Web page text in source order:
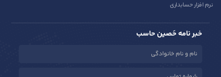
نرم افزار حسابداری
خبر نامه حَصین حاسب